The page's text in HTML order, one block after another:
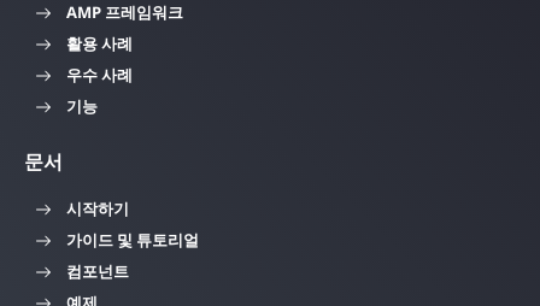
AMP 프레임워크
활용 사례
우수 사례
기능
문서
시작하기
가이드 및 튜토리얼
컴포넌트